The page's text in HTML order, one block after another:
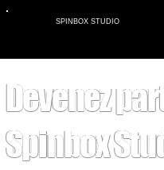
SPINBOX STUDIO
Devenez
Spinbox